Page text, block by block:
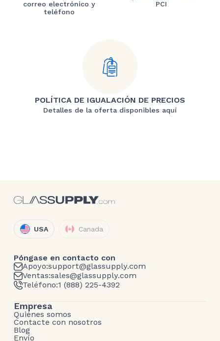
correo electrónico y
teléfono
PCI
POLÍTICA DE IGUALACIÓN DE PRECIOS
Detalles de la oferta disponibles aquí
USA Canada
Póngase en contacto con
Apoyo:support@glassupply.com
Ventas:sales@glassupply.com
Teléfono:1 (888) 225-4392
Empresa
Quiénes somos
Contacte con nosotros
Blog
Envío